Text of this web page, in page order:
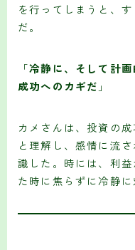
を行ってしまうと、
だ。
「冷静に、そして計画
成功へのカギだ 」
カメさんは、投資の成
と理解し、感情に流
識した。時には、利
た時に焦らずに冷静